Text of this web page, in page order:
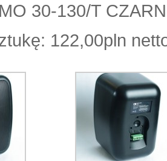
30-130/T
122,00pln